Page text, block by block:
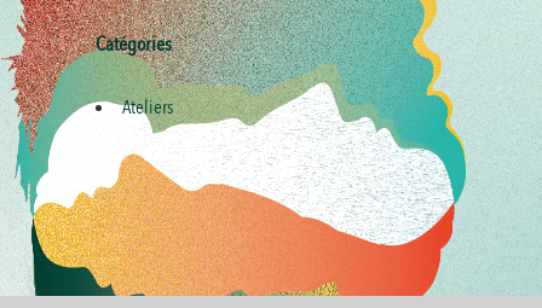
Catégories
Ateliers